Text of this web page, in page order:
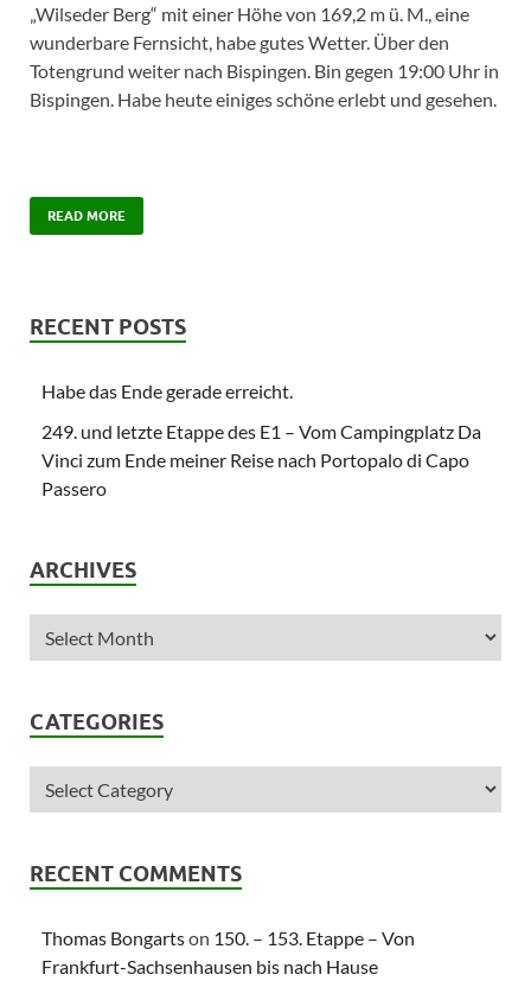
„Wilseder Berg“ mit einer Höhe von 169,2 m ü. M., eine
wunderbare Fernsicht, habe gutes Wetter. Über den
Totengrund weiter nach Bispingen. Bin gegen 19:00 Uhr in
Bispingen. Habe heute einiges schöne erlebt und gesehen.
READ MORE
RECENT POSTS
Habe das Ende gerade erreicht.
249. und letzte Etappe des E1 – Vom Campingplatz Da
Vinci zum Ende meiner Reise nach Portopalo di Capo
Passero
ARCHIVES
CATEGORIES
RECENT COMMENTS
Thomas Bongartson 150. – 153. Etappe – Von
Frankfurt-Sachsenhausen bis nach Hause